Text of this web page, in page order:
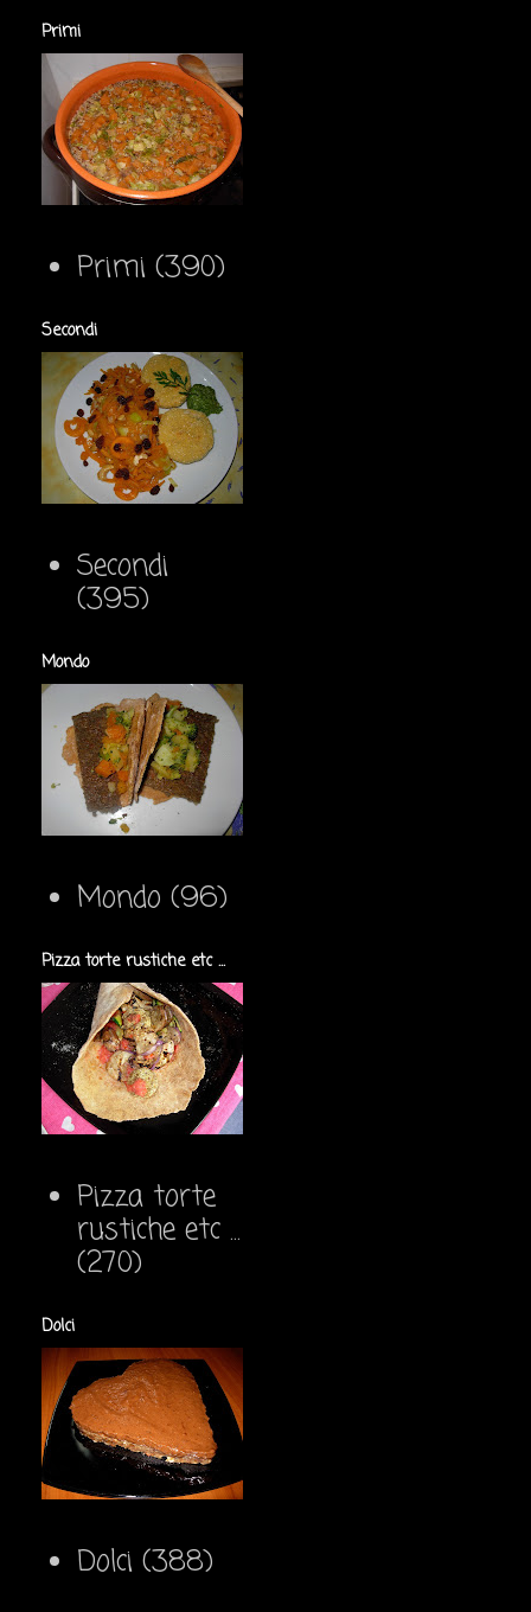
Primi
Primi (390)
Secondi
Secondi
(395)
Mondo
Mondo (96)
Pizza torte rustiche etc ...
Pizza torte
rustiche etc ...
(270)
Dolci
Dolci (388)